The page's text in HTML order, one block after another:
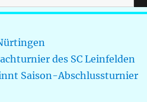
des SC Leinfelden
Saison-Abschlussturnier